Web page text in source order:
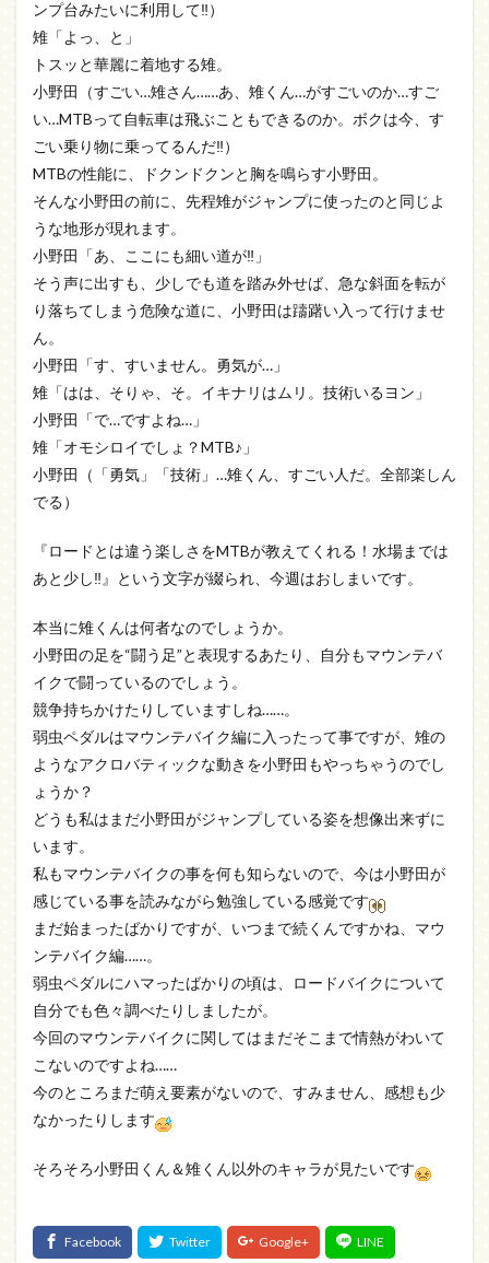
ンプ台みたいに利用して‼）
雉「よっ、と」
トスッと華麗に着地する雉。
小野田（すごい…雉さん……あ、雉くん…がすごいのか…すご
い…MTBって自転車は飛ぶこともできるのか。ボクは今、す
ごい乗り物に乗ってるんだ‼）
MTBの性能に、ドクンドクンと胸を鳴らす小野田。
そんな小野田の前に、先程雉がジャンプに使ったのと同じよ
うな地形が現れます。
小野田「あ、ここにも細い道が‼」
そう声に出すも、少しでも道を踏み外せば、急な斜面を転が
り落ちてしまう危険な道に、小野田は躊躇い入って行けませ
ん。
小野田「す、すいません。勇気が…」
雉「はは、そりゃ、そ。イキナリはムリ。技術いるヨン」
小野田「で…ですよね…」
雉「オモシロイでしょ？MTB♪」
小野田（「勇気」「技術」…雉くん、すごい人だ。全部楽しん
でる）
『ロードとは違う楽しさをMTBが教えてくれる！水場までは
あと少し‼』という文字が綴られ、今週はおしまいです。
本当に雉くんは何者なのでしょうか。
小野田の足を“闘う足”と表現するあたり、自分もマウンテバ
イクで闘っているのでしょう。
競争持ちかけたりしていますしね……。
弱虫ペダルはマウンテバイク編に入ったって事ですが、雉の
ようなアクロバティックな動きを小野田もやっちゃうのでし
ょうか？
どうも私はまだ小野田がジャンプしている姿を想像出来ずに
います。
私もマウンテバイクの事を何も知らないので、今は小野田が
感じている事を読みながら勉強している感覚です
まだ始まったばかりですが、いつまで続くんですかね、マウ
ンテバイク編……。
弱虫ペダルにハマったばかりの頃は、ロードバイクについて
自分でも色々調べたりしましたが。
今回のマウンテバイクに関してはまだそこまで情熱がわいて
こないのですよね……
今のところまだ萌え要素がないので、すみません、感想も少
なかったりします
そろそろ小野田くん＆雉くん以外のキャラが見たいです